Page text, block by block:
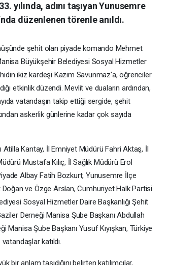
yılında, adını taşıyan Yunusemre
düzenlenen törenle anıldı.
şehit olan piyade komando Mehmet
Büyükşehir Belediyesi Sosyal Hizmetler
ikiz kardeşi Kazım Savunmaz’a, öğrenciler
etkinlik düzendi. Mevlit ve duaların ardından,
vatandaşın takip ettiği sergide, şehit
askerlik günlerine kadar çok sayıda
Kantay, İl Emniyet Müdürü Fahri Aktaş, İl
Mustafa Kılıç, İl Sağlık Müdürü Erol
Albay Fatih Bozkurt, Yunusemre İlçe
ve Özge Arslan, Cumhuriyet Halk Partisi
Sosyal Hizmetler Daire Başkanlığı Şehit
Derneği Manisa Şube Başkanı Abdullah
Şube Başkanı Yusuf Kıyışkan, Türkiye
katıldı.
bir anlam taşıdığını belirten katılımcılar,